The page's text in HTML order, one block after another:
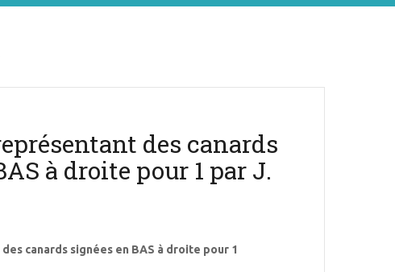
des canards
à droite pour 1 par J.
canards signées en BAS à droite pour 1